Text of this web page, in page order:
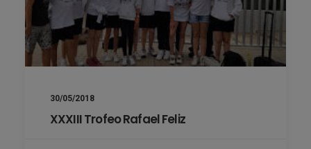
30/05/2018
XXXIII Trofeo Rafael Feliz